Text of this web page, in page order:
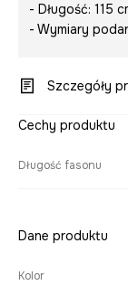
- Długość: 115
- Wymiary
Szczegóły
Cechy produktu
Długość fasonu
Dane produktu
Kolor